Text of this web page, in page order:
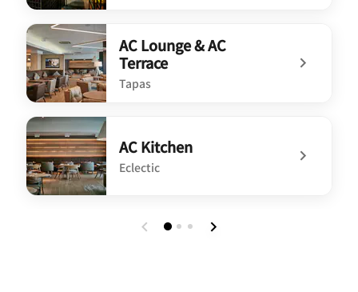
undefined Cafe Football
AC Lounge & AC
Terrace
Tapas
undefined AC Lounge & AC Terrace
AC Kitchen
Eclectic
undefined AC Kitchen